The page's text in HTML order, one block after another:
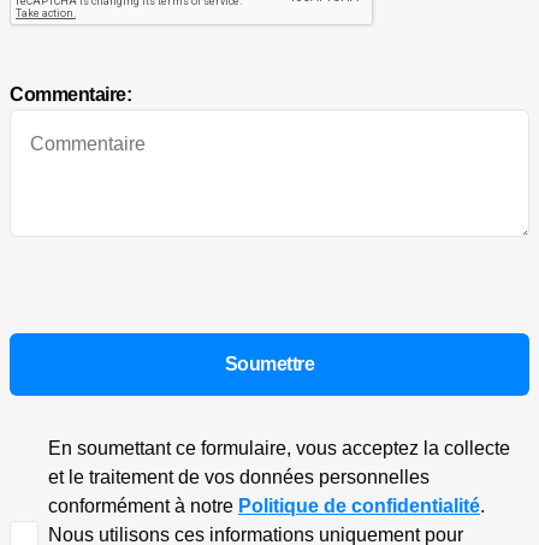
Commentaire:
En soumettant ce formulaire, vous acceptez la collecte
et le traitement de vos données personnelles
conformément à notre Politique de confidentialité.
Nous utilisons ces informations uniquement pour